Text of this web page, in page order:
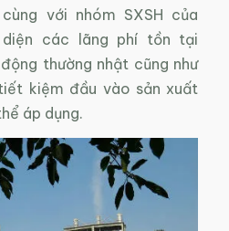
với nhóm SXSH của
diện các lãng phí tồn tại
thường nhật cũng như
kiệm đầu vào sản xuất
áp dụng.